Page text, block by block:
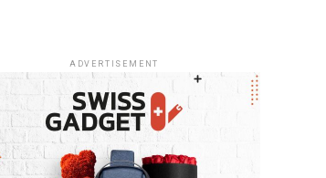
ADVERTISEMENT